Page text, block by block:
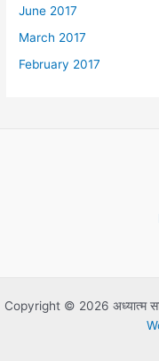
June 2017
March 2017
February 2017
Copyright © 2026 अध्यात्म